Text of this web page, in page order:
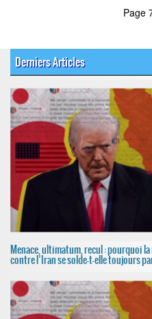
Page
Derniers Articles
Menace, ultimatum, recul : pourquoi
contre l’Iran se solde-t-elle toujours